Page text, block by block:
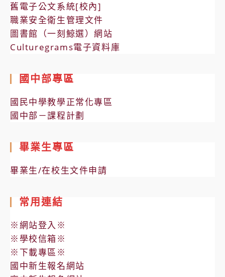
舊電子公文系統[校內]
職業安全衛生管理文件
圖書館（一刻鯨選）網站
Culturegrams電子資料庫
國中部專區
國民中學教學正常化專區
國中部－課程計劃
畢業生專區
畢業生/在校生文件申請
常用連結
※網站登入※
※學校信箱※
※下載專區※
國中新生報名網站